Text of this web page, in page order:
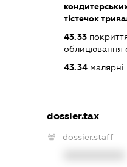
тістечок
43.33
облицювання
43.34 малярні
dossier.tax
dossier.staff